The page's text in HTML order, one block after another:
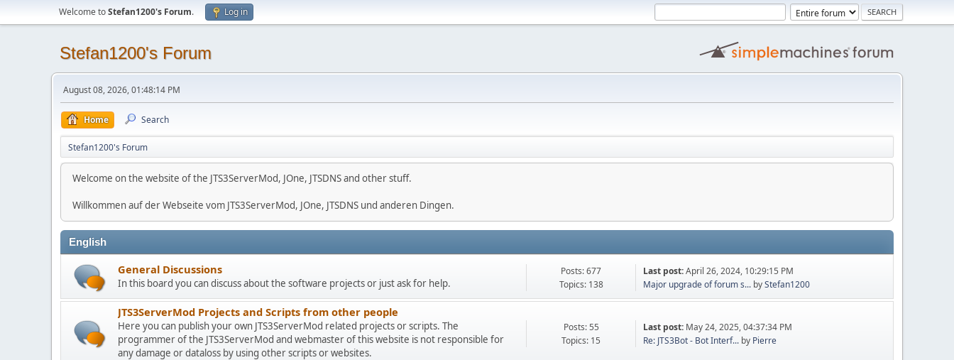
Welcome toStefan1200's Forum. Log in
Stefan1200's Forum
August 08, 2026, 01:48:14 PM
Home Search
Stefan1200's Forum
Welcome on the website of the JTS3ServerMod, JOne, JTSDNS and other stuff.
Willkommen auf der Webseite vom JTS3ServerMod, JOne, JTSDNS und anderen Dingen.
English
General Discussions
In this board you can discuss about the software projects or just ask for help.
Posts: 677
Topics: 138
Last post:April 26, 2024, 10:29:15 PM
Major upgrade of forum s... byStefan1200
JTS3ServerMod Projects and Scripts from other people
Here you can publish your own JTS3ServerMod related projects or scripts. The
programmer of the JTS3ServerMod and webmaster of this website is not responsible for
any damage or dataloss by using other scripts or websites.
Posts: 55
Topics: 15
Last post: May 24, 2025, 04:37:34 PM
Re: JTS3Bot - Bot Interf... by Pierre